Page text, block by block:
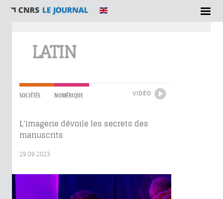
LATIN
SOCIÉTÉS NUMÉRIQUE VIDÉO
L’imagerie dévoile les secrets des
manuscrits
29.09.2023